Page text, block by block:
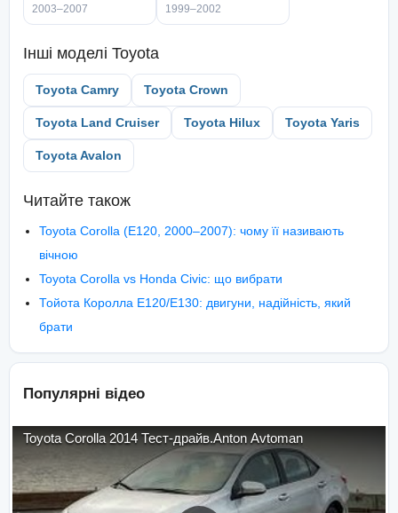
2003–2007 1999–2002
Інші моделі Toyota
Toyota Camry Toyota Crown
Toyota Land Cruiser Toyota Hilux Toyota Yaris
Toyota Avalon
Читайте також
Toyota Corolla (E120, 2000–2007): чому її називають
вічною
Toyota Corolla vs Honda Civic: що вибрати
Тойота Королла E120/E130: двигуни, надійність, який
брати
Популярні відео
Toyota Corolla 2014 Тест-драйв.Anton Avtoman